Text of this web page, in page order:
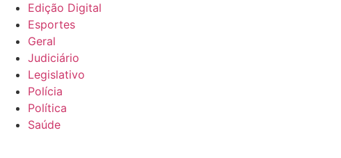
Edição Digital
Esportes
Geral
Judiciário
Legislativo
Polícia
Política
Saúde